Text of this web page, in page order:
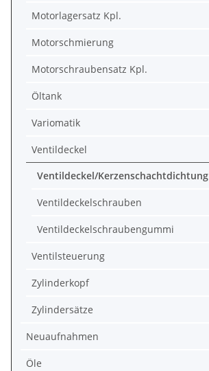
Motorlagersatz Kpl.
Motorschmierung
Motorschraubensatz Kpl.
Öltank
Variomatik
Ventildeckel
Ventildeckel/Kerzenschachtdichtung
Ventildeckelschrauben
Ventildeckelschraubengummi
Ventilsteuerung
Zylinderkopf
Zylindersätze
Neuaufnahmen
Öle